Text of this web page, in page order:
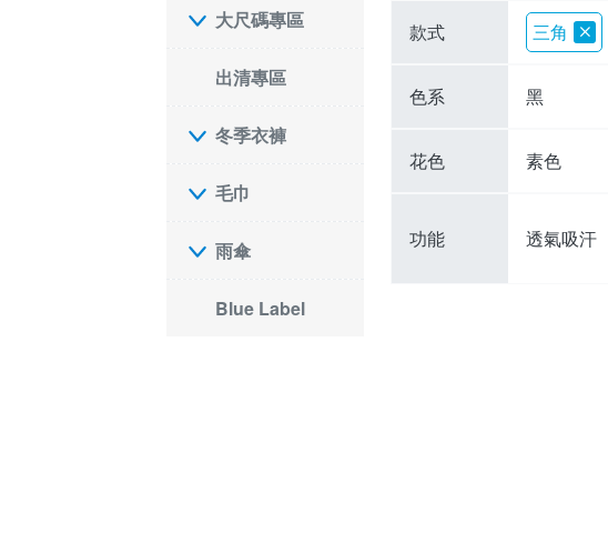
大尺碼專區
出清專區
冬季衣褲
毛巾
雨傘
Blue Label
款式 三角
色系 黑
花色 素色
功能 透氣吸汗